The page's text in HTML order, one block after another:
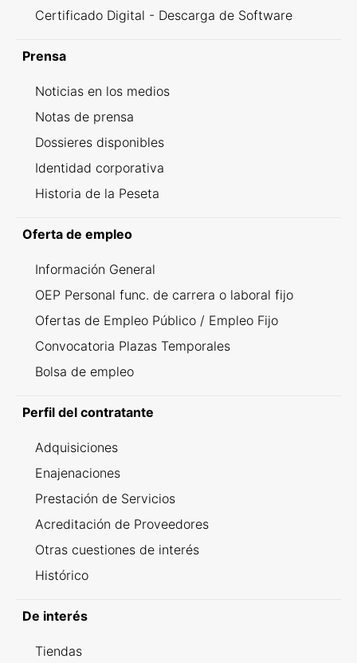
Certificado Digital - Descarga de Software
Prensa
Noticias en los medios
Notas de prensa
Dossieres disponibles
Identidad corporativa
Historia de la Peseta
Oferta de empleo
Información General
OEP Personal func. de carrera o laboral fijo
Ofertas de Empleo Público / Empleo Fijo
Convocatoria Plazas Temporales
Bolsa de empleo
Perfil del contratante
Adquisiciones
Enajenaciones
Prestación de Servicios
Acreditación de Proveedores
Otras cuestiones de interés
Histórico
De interés
Tiendas